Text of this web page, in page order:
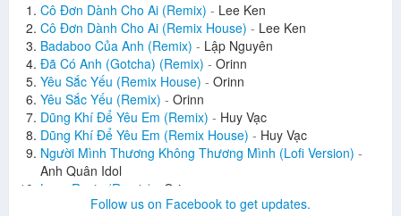
Cô Đơn Dành Cho Ai (Remix) - Lee Ken
Cô Đơn Dành Cho Ai (Remix House) - Lee Ken
Badaboo Của Anh (Remix) - Lập Nguyên
Đã Có Anh (Gotcha) (Remix) - Orinn
Yêu Sắc Yếu (Remix House) - Orinn
Yêu Sắc Yếu (Remix) - Orinn
Dũng Khí Để Yêu Em (Remix) - Huy Vạc
Dũng Khí Để Yêu Em (Remix House) - Huy Vạc
Người Mình Thương Không Thương Mình (Lofi Version) -
Anh Quân Idol
Love Rosie (Remix)
Orinn
Love Rosie (Lofi Version) -Orinn
Follow us on Facebook to get updates.